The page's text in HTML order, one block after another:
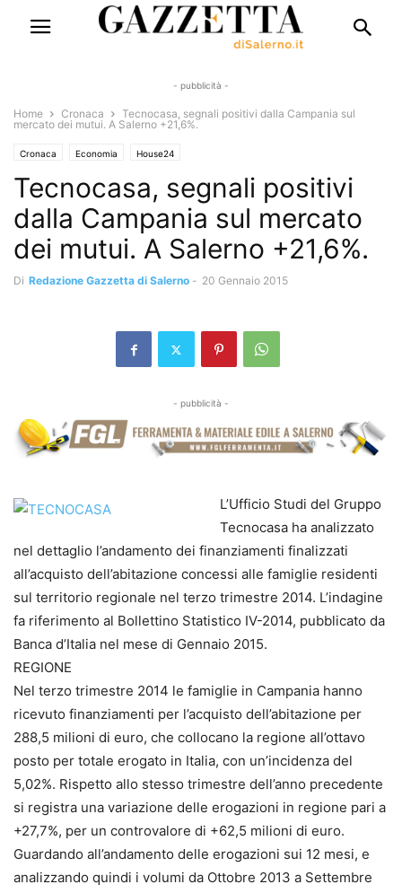
- pubblicità -
Home Cronaca
Tecnocasa, segnali positivi dalla Campania sul
mercato dei mutui. A Salerno +21,6%.
Cronaca Economia House24
Tecnocasa, segnali positivi
dalla Campania sul mercato
dei mutui. A Salerno +21,6%.
Di Redazione Gazzetta di Salerno - 20 Gennaio 2015
- pubblicità -
L’Ufficio Studi del Gruppo
Tecnocasa ha analizzato
nel dettaglio l’andamento dei finanziamenti finalizzati
all’acquisto dell’abitazione concessi alle famiglie residenti
sul territorio regionale nel terzo trimestre 2014. L’indagine
fa riferimento al Bollettino Statistico IV-2014, pubblicato da
Banca d’Italia nel mese di Gennaio 2015.
REGIONE
Nel terzo trimestre 2014 le famiglie in Campania hanno
ricevuto finanziamenti per l’acquisto dell’abitazione per
288,5 milioni di euro, che collocano la regione all’ottavo
posto per totale erogato in Italia, con un’incidenza del
5,02%. Rispetto allo stesso trimestre dell’anno precedente
si registra una variazione delle erogazioni in regione pari a
+27,7%, per un controvalore di +62,5 milioni di euro.
Guardando all’andamento delle erogazioni sui 12 mesi, e
analizzando quindi i volumi da Ottobre 2013 a Settembre